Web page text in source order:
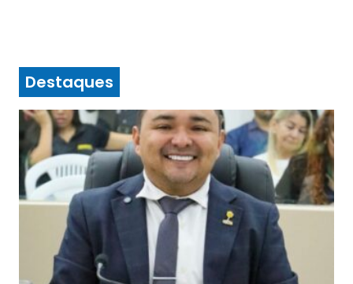
Destaques